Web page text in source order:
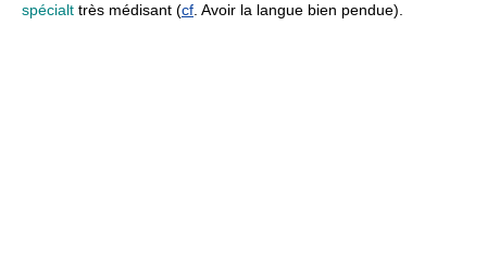
spécialt très médisant (cf. Avoir la langue bien pendue).